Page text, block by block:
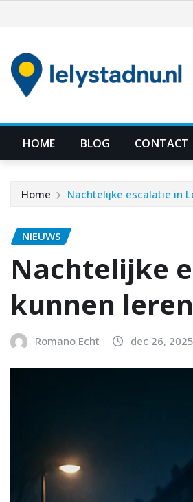
naar
inhoud
HOME BLOG CONTACT
Home Nachtelijke escalatie in
NIEUWS
Nachtelijke
kunnen
Romano Echt dec 26, 2025